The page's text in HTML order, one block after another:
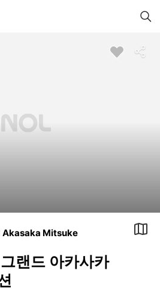
Akasaka Mitsuke
랜드 아카사카